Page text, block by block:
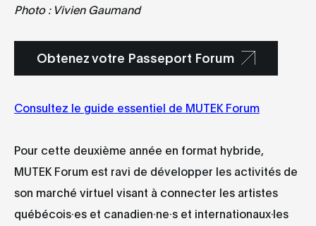
Photo : Vivien Gaumand
Obtenez votre Passeport Forum
Consultez le guide essentiel de MUTEK Forum
Pour cette deuxième année en format hybride,
MUTEK Forum est ravi de développer les activités de
son marché virtuel visant à connecter les artistes
québécois·es et canadien·ne·s et internationaux·les